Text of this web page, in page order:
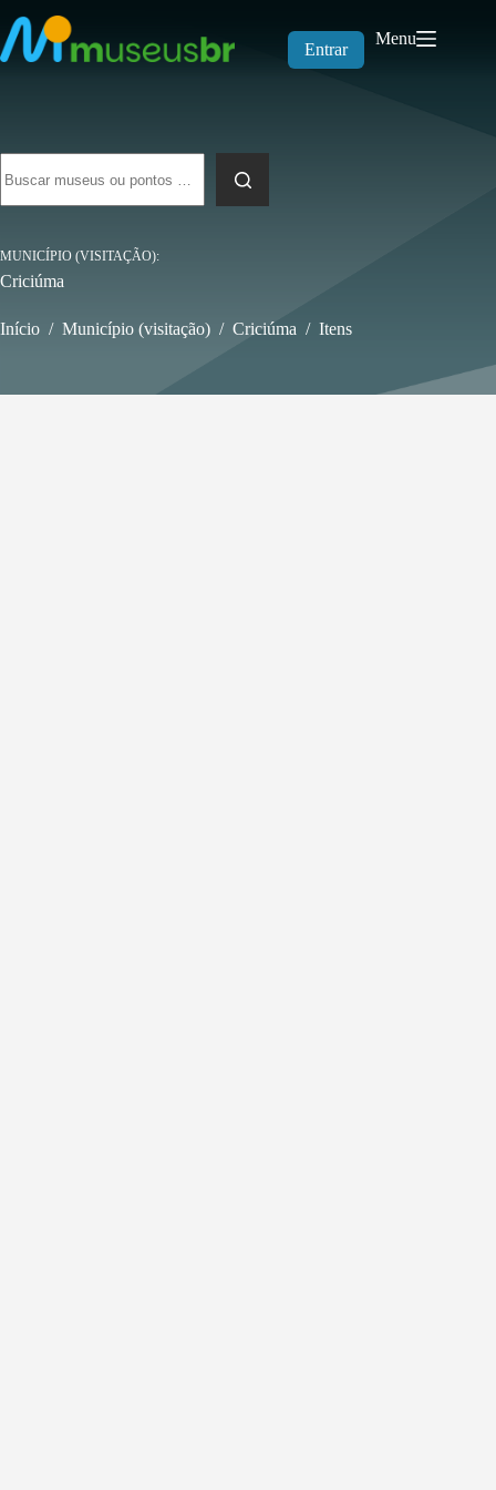
para
o
conteúdo
Entrar
Menu
resultados
MUNICÍPIO (VISITAÇÃO)
Criciúma
Início / Município (visitação) / Criciúma / Itens